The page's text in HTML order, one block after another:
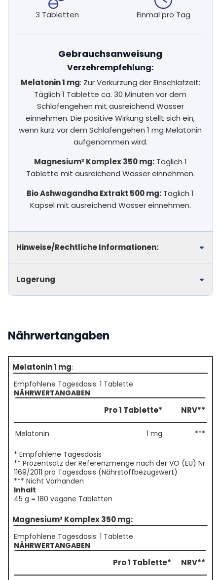
3 Tabletten Einmal pro Tag
Gebrauchsanweisung
Verzehrempfehlung:
Melatonin 1 mg: Zur Verkürzung der Einschlafzeit:
Täglich 1 Tablette ca. 30 Minuten vor dem
Schlafengehen mit ausreichend Wasser
einnehmen. Die positive Wirkung stellt sich ein,
wenn kurz vor dem Schlafengehen 1 mg Melatonin
aufgenommen wird.
Magnesium³ Komplex 350 mg:Täglich 1
Tablette mit ausreichend Wasser einnehmen.
Bio Ashwagandha Extrakt 500 mg: Täglich 1
Kapsel mit ausreichend Wasser einnehmen.
Hinweise/Rechtliche Informationen:
Lagerung
Nährwertangaben
Melatonin 1 mg:
Empfohlene Tagesdosis: 1 Tablette
NÄHRWERTANGABEN
Pro 1 Tablette* NRV**
Melatonin 1 mg ***
* Empfohlene Tagesdosis
** Prozentsatz der Referenzmenge nach der VO (EU) Nr.
1169/2011 pro Tagesdosis (Nährstoffbezugswert)
*** Nicht Vorhanden
Inhalt
45 g = 180 vegane Tabletten
Magnesium³ Komplex 350 mg:
Empfohlene Tagesdosis: 1 Tablette
NÄHRWERTANGABEN
Pro 1 Tablette* NRV**